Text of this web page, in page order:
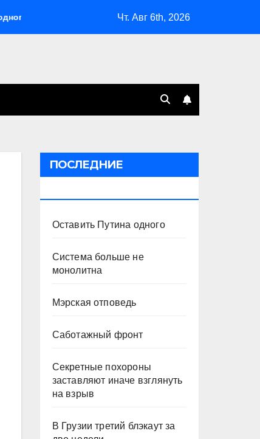
Система больше не монолитна Мэрская
Чт. Авг 6th, 2026
ПОСЛЕДНИЕ
Оставить Путина одного
Система больше не
монолитна
Мэрская отповедь
Саботажный фронт
Секретные похороны
заставляют иначе взглянуть
на взрыв
В Грузии третий блэкаут за